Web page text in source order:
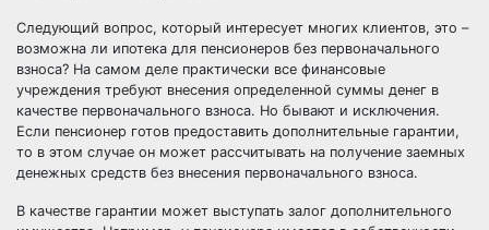
Следующий вопрос, который интересует многих клиентов, это –
возможна ли ипотека для пенсионеров без первоначального
взноса? На самом деле практически все финансовые
учреждения требуют внесения определенной суммы денег в
качестве первоначального взноса. Но бывают и исключения.
Если пенсионер готов предоставить дополнительные гарантии,
то в этом случае он может рассчитывать на получение заемных
денежных средств без внесения первоначального взноса.
В качестве гарантии может выступать залог дополнительного